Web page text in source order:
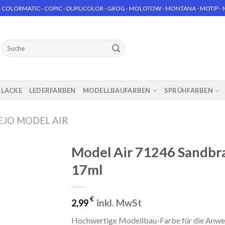
- COPIC - DUPLICOLOR - GROG - MOLOTOW - MONTANA - MOTIP -
Suchen
nach:
LEDERFARBEN MODELLBAUFARBEN SPRÜHFARBEN
MODEL AIR
Model Air 71246
17ml
2,99€ inkl. MwSt
Hochwertige Modellbau-Farbe für die